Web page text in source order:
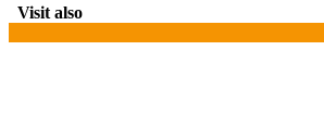
Visit also